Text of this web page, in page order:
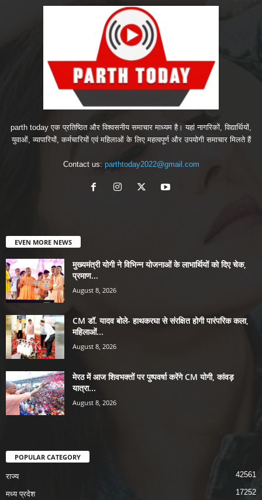
parth today एक प्रतिष्ठित और विश्वसनीय समाचार माध्यम है। यहां नागरिकों, विद्यार्थियों,
युवाओं, व्यापारियों, कर्मचारियों एवं महिलाओं के लिए महत्वपूर्ण और उपयोगी समाचार मिलते हैं
Contact us: parthtoday2022@gmail.com
EVEN MORE NEWS
मुख्यमंत्री योगी ने विभिन्न योजनाओं के लाभार्थियों को दिए चेक,
प्रमाण...
August 8, 2026
CM डॉ. यादव बोले- हाथकरघा से संरक्षित होगी पारंपरिक कला,
महिलाओं...
August 8, 2026
मेरठ में आज शिवभक्तों पर पुष्पवर्षा करेंगे CM योगी, कांवड़
यात्रा...
August 8, 2026
POPULAR CATEGORY
राज्य 42561
मध्य प्रदेश 17252